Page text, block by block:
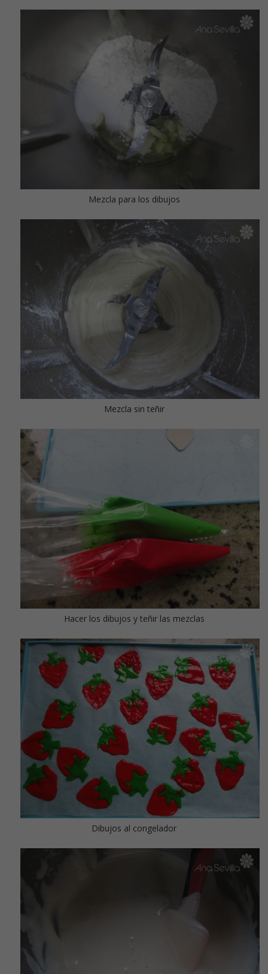
Mezcla para los dibujos
Mezcla sin teñir
Hacer los dibujos y teñir las mezclas
Dibujos al congelador